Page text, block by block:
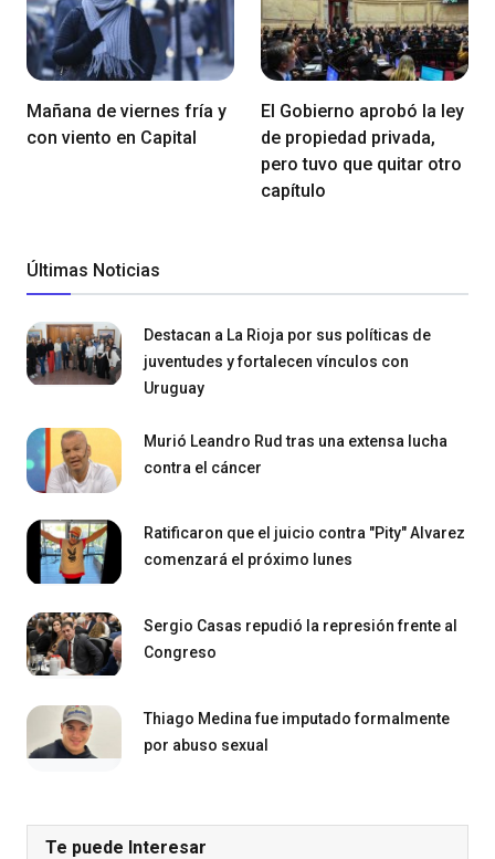
Mañana de viernes fría y
con viento en Capital
El Gobierno aprobó la ley
de propiedad privada,
pero tuvo que quitar otro
capítulo
Últimas Noticias
Destacan a La Rioja por sus políticas de
juventudes y fortalecen vínculos con
Uruguay
Murió Leandro Rud tras una extensa lucha
contra el cáncer
Ratificaron que el juicio contra "Pity" Alvarez
comenzará el próximo lunes
Sergio Casas repudió la represión frente al
Congreso
Thiago Medina fue imputado formalmente
por abuso sexual
Te puede Interesar